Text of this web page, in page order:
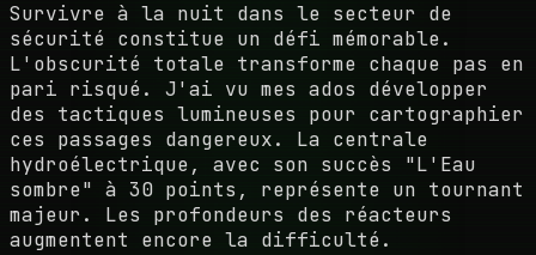
Survivre à la nuit dans le secteur de
sécurité constitue un défi mémorable.
L'obscurité totale transforme chaque pas en
pari risqué. J'ai vu mes ados développer
des tactiques lumineuses pour cartographier
ces passages dangereux. La centrale
hydroélectrique, avec son succès "L'Eau
sombre" à 30 points, représente un tournant
majeur. Les profondeurs des réacteurs
augmentent encore la difficulté.